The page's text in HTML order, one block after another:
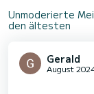
Unmoderierte
den ältesten
Gerald
August